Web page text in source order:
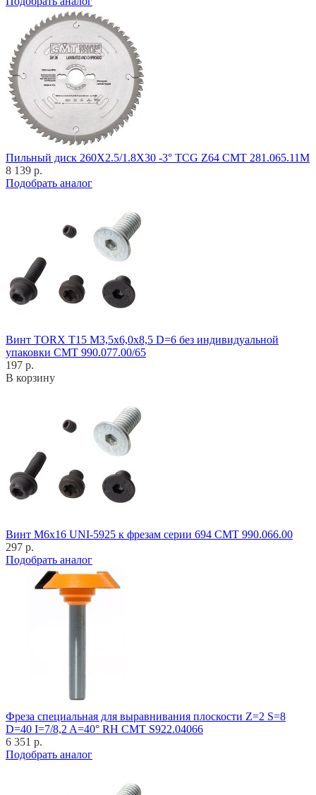
Пильный диск 260X2.5/1.8X30 -3° TCG Z64 CMT 281.065.11M
8 139 р.
Подобрать аналог
Винт TORX T15 M3,5x6,0x8,5 D=6 без индивидуальной
упаковки CMT 990.077.00/65
197 р.
В корзину
Винт M6x16 UNI-5925 к фрезам серии 694 CMT 990.066.00
297 р.
Подобрать аналог
Фреза специальная для выравнивания плоскости Z=2 S=8
D=40 I=7/8,2 A=40° RH CMT S922.04066
6 351 р.
Подобрать аналог